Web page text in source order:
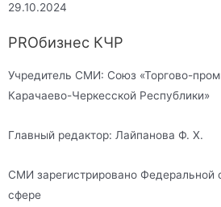
29.10.2024
PROбизнес КЧР
Учредитель СМИ: Союз «Торгово-
Карачаево-Черкесской Республики»
Главный редактор: Лайпанова Ф. Х.
СМИ зарегистрировано Федеральной
сфере